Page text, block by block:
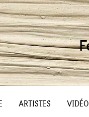
ARTISTES